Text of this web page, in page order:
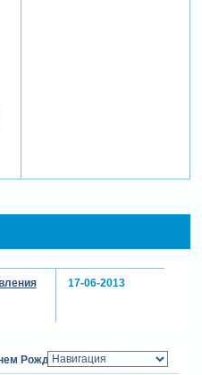
17-06-2013
Рождения, Мария(Vesna)!!!